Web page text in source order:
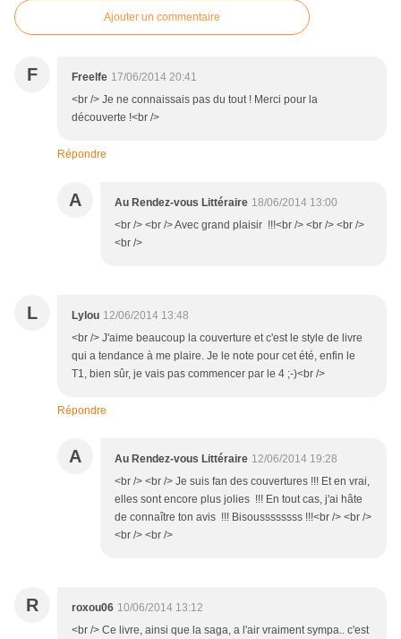
Ajouter un commentaire
F Freelfe 17/06/2014 20:41
<br /> Je ne connaissais pas du tout ! Merci pour la
découverte !<br />
Répondre
A Au Rendez-vous Littéraire 18/06/2014 13:00
<br /> <br /> Avec grand plaisir !!!<br /> <br /> <br />
<br />
L Lylou 12/06/2014 13:48
<br /> J'aime beaucoup la couverture et c'est le style de livre
qui a tendance à me plaire. Je le note pour cet été, enfin le
T1, bien sûr, je vais pas commencer par le 4 ;-)<br />
Répondre
A Au Rendez-vous Littéraire 12/06/2014 19:28
<br /> <br /> Je suis fan des couvertures !!! Et en vrai,
elles sont encore plus jolies !!! En tout cas, j'ai hâte
de connaître ton avis !!! Bisoussssssss !!!<br /> <br />
<br /> <br />
R roxou06 10/06/2014 13:12
<br /> Ce livre, ainsi que la saga, a l'air vraiment sympa.. c'est